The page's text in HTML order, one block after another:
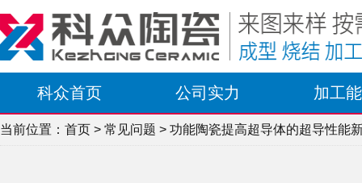
科众首页 公司实力 加工
当前位置： 首页 > 常见问题 > 功能陶瓷提高超导体的超导性能